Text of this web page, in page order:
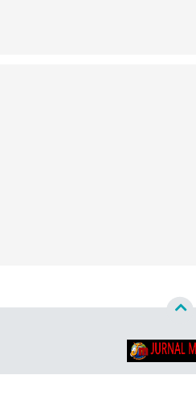
Copyright ©2026Jurnal